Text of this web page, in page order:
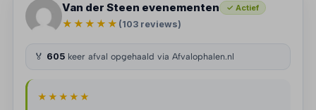
Van der Steen evenementen ✓ Actief
★★★★★ (103 reviews)
🏅 605 keer afval opgehaald via Afvalophalen.nl
★★★★★